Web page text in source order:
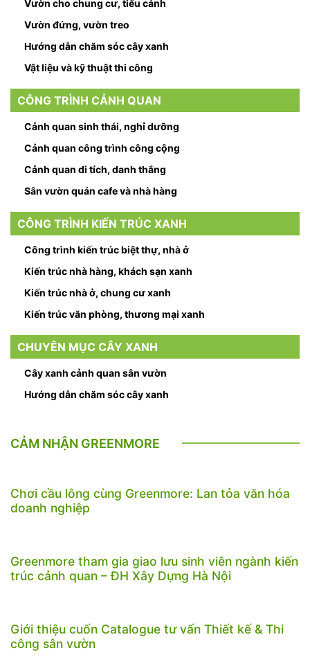
Vườn cho chung cư, tiểu cảnh
Vườn đứng, vườn treo
Hướng dẫn chăm sóc cây xanh
Vật liệu và kỹ thuật thi công
CÔNG TRÌNH CẢNH QUAN
Cảnh quan sinh thái, nghỉ dưỡng
Cảnh quan công trình công cộng
Cảnh quan di tích, danh thắng
Sân vườn quán cafe và nhà hàng
CÔNG TRÌNH KIẾN TRÚC XANH
Công trình kiến trúc biệt thự, nhà ở
Kiến trúc nhà hàng, khách sạn xanh
Kiến trúc nhà ở, chung cư xanh
Kiến trúc văn phòng, thương mại xanh
CHUYÊN MỤC CÂY XANH
Cây xanh cảnh quan sân vườn
Hướng dẫn chăm sóc cây xanh
CẢM NHẬN GREENMORE
Chơi cầu lông cùng Greenmore: Lan tỏa văn hóa
doanh nghiệp
Greenmore tham gia giao lưu sinh viên ngành kiến
trúc cảnh quan – ĐH Xây Dựng Hà Nội
Giới thiệu cuốn Catalogue tư vấn Thiết kế & Thi
công sân vườn